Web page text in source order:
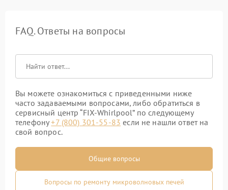
FAQ. Ответы на вопросы
Вы можете ознакомиться с приведенными ниже
часто задаваемыми вопросами, либо обратиться в
сервисный центр “FIX-Whirlpool” по следующему
телефону+7 (800) 301-55-83 если не нашли ответ на
свой вопрос.
Общие вопросы
Вопросы по ремонту микроволновых печей